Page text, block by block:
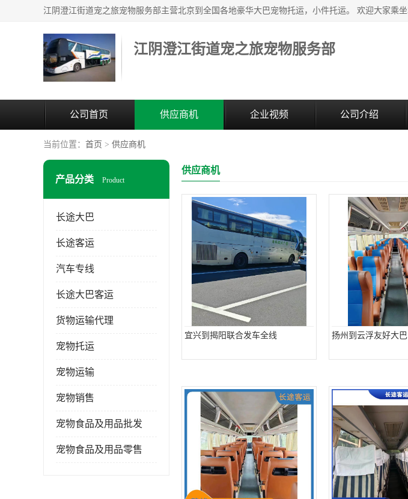
江阴澄江街道宠之旅宠物服务部
公司首页 供应商机 企业视频 公司介绍
当前位置： 首页 > 供应商机
产品分类 Product
长途大巴
长途客运
汽车专线
长途大巴客运
货物运输代理
宠物托运
宠物运输
宠物销售
宠物食品及用品批发
宠物食品及用品零售
供应商机
宜兴到揭阳联合发车全线 扬州到云浮友好大巴